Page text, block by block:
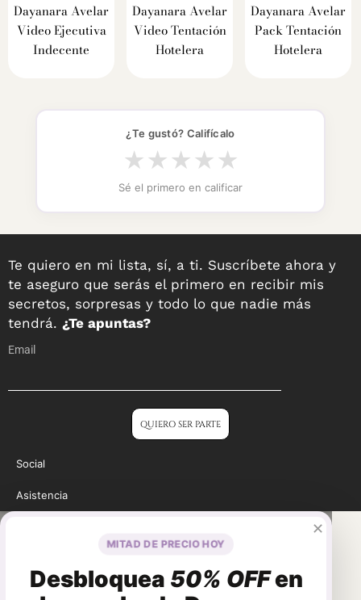
Dayanara Avelar
Video Ejecutiva
Indecente
Dayanara Avelar
Video Tentación
Hotelera
Dayanara Avelar
Pack Tentación
Hotelera
¿Te gustó? Califícalo
★ ★ ★ ★ ★
Sé el primero en calificar
Asistencia
Social
Te quiero en mi lista, sí, a ti. Suscríbete ahora y
te aseguro que serás el primero en recibir mis
secretos, sorpresas y todo lo que nadie más
tendrá. ¿Te apuntas?
Email
QUIERO SER PARTE
✕
MITAD DE PRECIO HOY
Desbloquea 50% OFFen